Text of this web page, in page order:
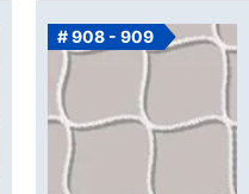
# 908 - 909